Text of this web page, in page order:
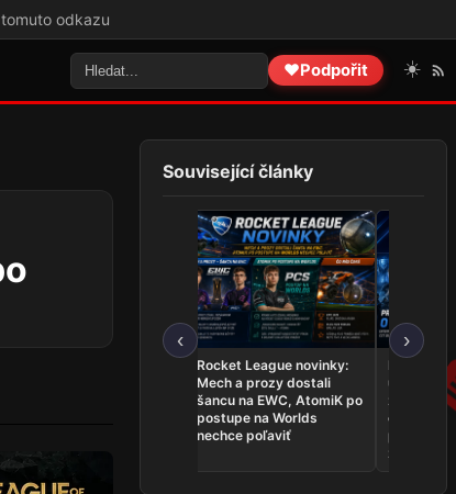
❤️Podpořit ☀️
Související články
‹
Najnovšie e-športové
udalosti 26. 7. – 2. 8.: PR si
zahrá o titul, BRUTE
ovládli Rigu a český LoL
predstavil hviezdnu
League of
novinky:
konflikte
ukončili
čakanie a
Worlds
›